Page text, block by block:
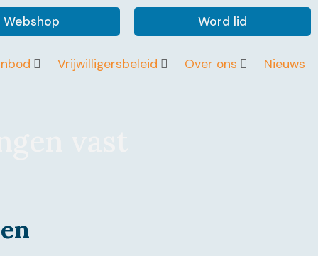
Webshop Word lid
Vrijwilligersbeleid Over ons Nieuws